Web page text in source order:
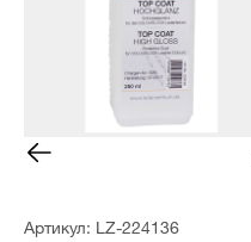
Артикул: LZ-224136